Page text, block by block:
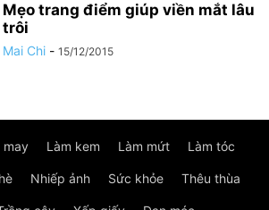
Mẹo trang điểm giúp viền mắt lâu
trôi
Mai Chi - 15/12/2015
may Làm kem Làm mứt Làm tóc
Nhiếp ảnh Sức khỏe Thêu thùa